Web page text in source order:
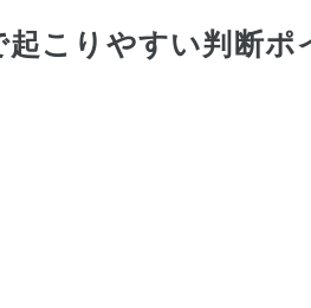
起こりやすい判断ポ